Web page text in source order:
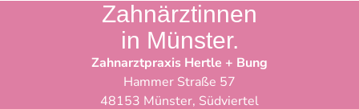
Zahnärztinnen
in Münster.
Zahnarztpraxis Hertle + Bung
Hammer Straße 57
48153 Münster, Südviertel